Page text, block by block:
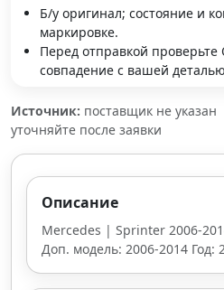
Б/у оригинал; состояние и
маркировке.
Перед отправкой проверьте
совпадение с вашей
Источник: поставщик не указан
уточняйте после заявки
Описание
Mercedes | Sprinter 2006-
Доп. модель: 2006-2014 Год: